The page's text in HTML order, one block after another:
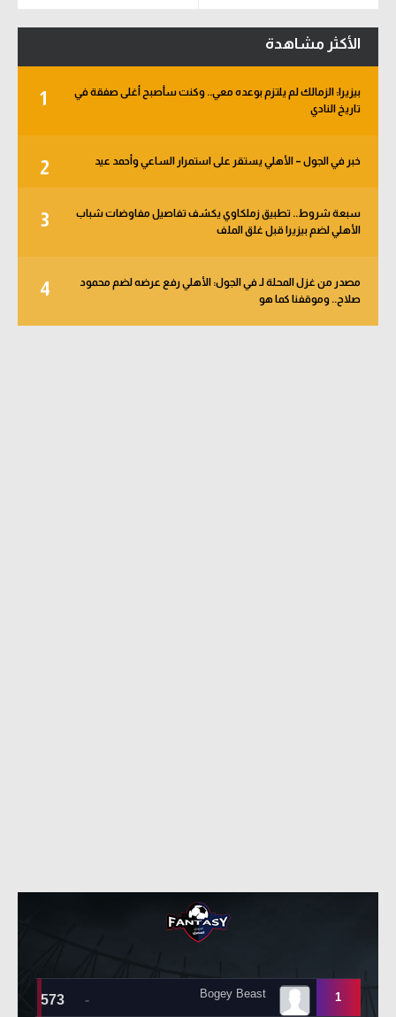
الأكثر مشاهدة
1
بيزيرا: الزمالك لم يلتزم بوعده معي.. وكنت سأصبح أغلى صفقة في
تاريخ النادي
2 خبر في الجول – الأهلي يستقر على استمرار الساعي وأحمد عيد
3
سبعة شروط.. تطبيق زملكاوي يكشف تفاصيل مفاوضات شباب
الأهلي لضم بيزيرا قبل غلق الملف
4
مصدر من غزل المحلة لـ في الجول: الأهلي رفع عرضه لضم محمود
صلاح.. وموقفنا كما هو